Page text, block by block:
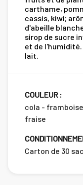
carthame,
cassis, kiwi;
d'abeille
sirop de sucre
et de
lait.
COULEUR :
cola -
fraise
Carton de 30